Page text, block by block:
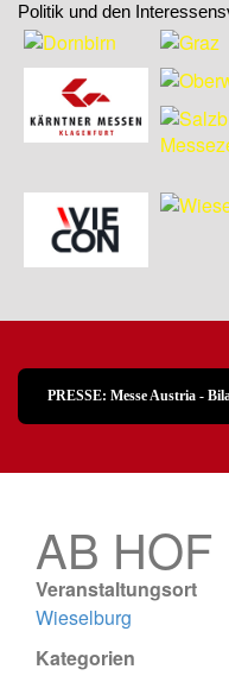
Politik und den
PRESSE: Messe Austria -
AB HOF
Veranstaltungsort
Wieselburg
Kategorien